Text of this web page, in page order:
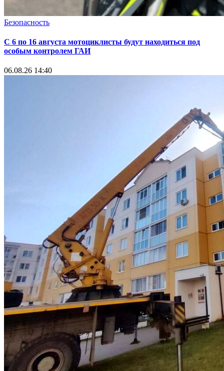
Безопасность
С 6 по 16 августа мотоциклисты будут находиться под
особым контролем ГАИ
06.08.26 14:40